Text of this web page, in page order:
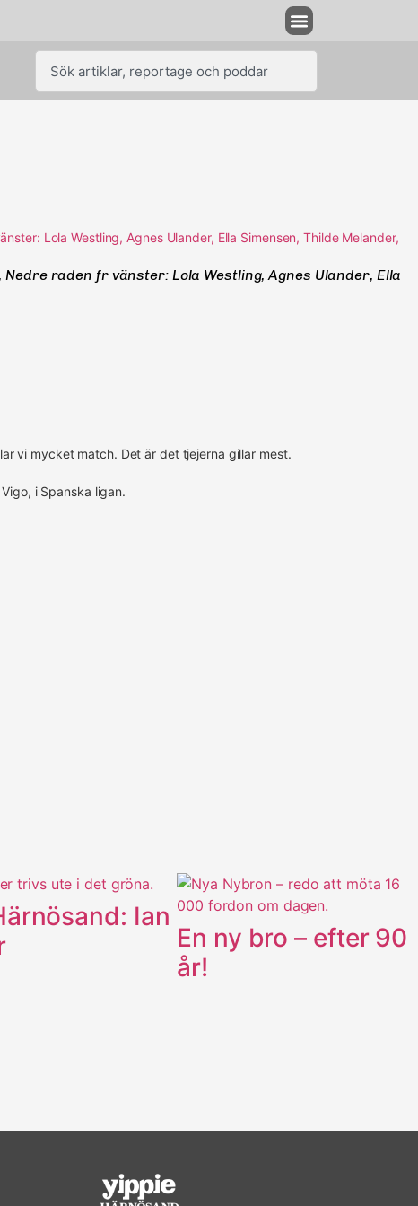
raden fr vänster: Lola Westling, Agnes Ulander, Ella
vi mycket match. Det är det tjejerna gillar mest.
i Spanska ligan.
Ian
En ny bro – efter 90
år!